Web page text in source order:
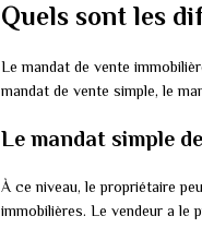
Quels sont les
Le mandat de vente
mandat de vente simple, le
Le mandat simple
À ce niveau, le propriétaire
immobilières. Le vendeur a le